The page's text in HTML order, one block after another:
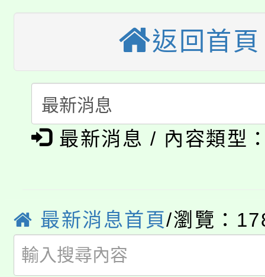
程，歡迎學生輔導中心
心理、諮商輔導、社會
系所師生報名參加。
縣市「校園短影音徵選
門員」簡章及活動海報
踴躍報名參加。
桃園市115學年度學生
「桃園市補助參觀特色
展演活動實施計畫」
115年度「教育部表揚
義教育推展貢獻獎」
「2026 ART TAIPEI臺
博覽會」之「藝術教育
「2026金融保險知識
代理(課)教師甄選結果(
公告本校115學年度第
代理(課)教師甄選結果(
轉知中國文化大學推廣
返回首頁
最新消息 / 內容類型
最新消息首頁/瀏覽：